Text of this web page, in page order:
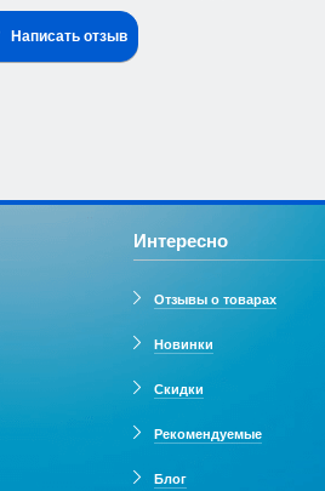
Написать отзыв
Интересно
Отзывы о товарах
Новинки
Скидки
Рекомендуемые
Блог